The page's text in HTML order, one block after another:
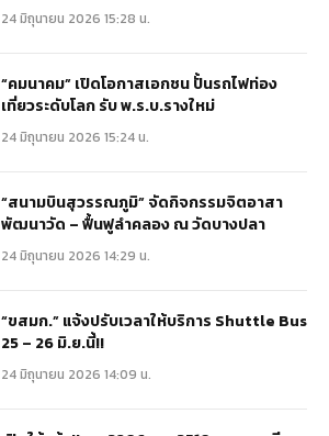
24 มิถุนายน 2026 15:28 น.
“คมนาคม” เปิดโอกาสเอกชน ปั้นรถไฟท่อง
เที่ยวระดับโลก รับ พ.ร.บ.รางใหม่
24 มิถุนายน 2026 15:24 น.
“สนามบินสุวรรณภูมิ” จัดกิจกรรมจิตอาสา
พัฒนาวัด – ฟื้นฟูลำคลอง ณ วัดบางปลา
24 มิถุนายน 2026 14:29 น.
“ขสมก.” แจ้งปรับเวลาให้บริการ Shuttle Bus
25 – 26 มิ.ย.นี้!!
24 มิถุนายน 2026 14:09 น.